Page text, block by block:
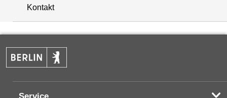
+
−
Kontakt